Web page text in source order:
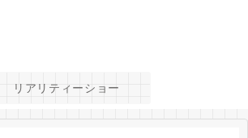
リアリティーショー